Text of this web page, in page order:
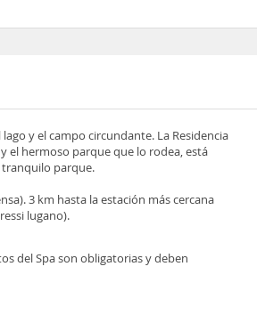
y el campo circundante. La Residencia
el hermoso parque que lo rodea, está
tranquilo parque.
3 km hasta la estación más cercana
lugano).
del Spa son obligatorias y deben